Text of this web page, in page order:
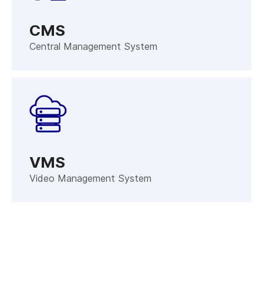
CMS
Central Management System
VMS
Video Management System